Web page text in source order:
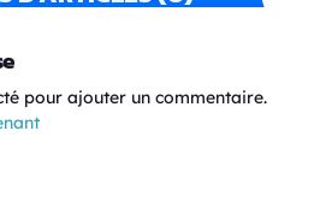
pour ajouter un commentaire.